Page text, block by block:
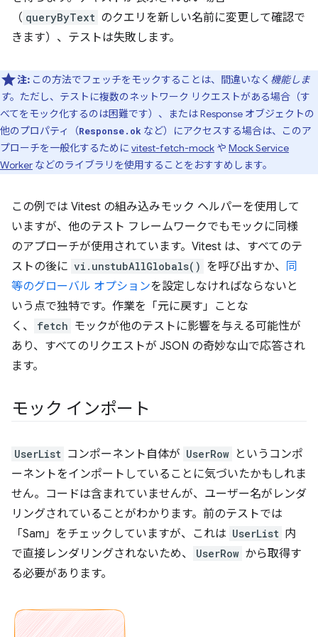
（ queryByText のクエリを新しい名前に変更して確認で
きます）、テストは失敗します。
注: この方法でフェッチをモックすることは、間違いなく 機能しま
す。ただし、テストに複数のネットワーク リクエストがある場合（す
べてをモック化するのは困難です）、または Response オブジェクトの
他のプロパティ（Response.ok など）にアクセスする場合は、このア
プローチを一般化するために vitest-fetch-mock や Mock Service
Worker などのライブラリを使用することをおすすめします。
この例では Vitest の組み込みモック ヘルパーを使用して
いますが、他のテスト フレームワークでもモックに同様
のアプローチが使用されています。Vitest は、すべてのテ
ストの後に vi.unstubAllGlobals() を呼び出すか、 同
等のグローバル オプションを設定しなければならないと
いう点で独特です。作業を「元に戻す」ことな
く、
fetch モックが他のテストに影響を与える可能性が
あり、すべてのリクエストが JSON の奇妙な山で応答され
ます。
モック インポート
UserList コンポーネント自体が UserRow というコンポ
ーネントをインポートしていることに気づいたかもしれま
せん。コードは含まれていませんが、ユーザー名がレンダ
リングされていることがわかります。前のテストでは
「Sam」をチェックしていますが、これは UserList 内
で直接レンダリングされないため、
UserRow から取得す
る必要があります。